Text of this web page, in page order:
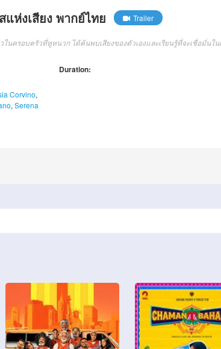
ห่งเสียง พากย์ไทย Trailer
นครอบครัวที่หูหนวก ได้ค้นพบเสียงของตัวเองและเรียนรู้ที่จะเชื่อมั่นใน
Corvino,
, Serena
Duration: